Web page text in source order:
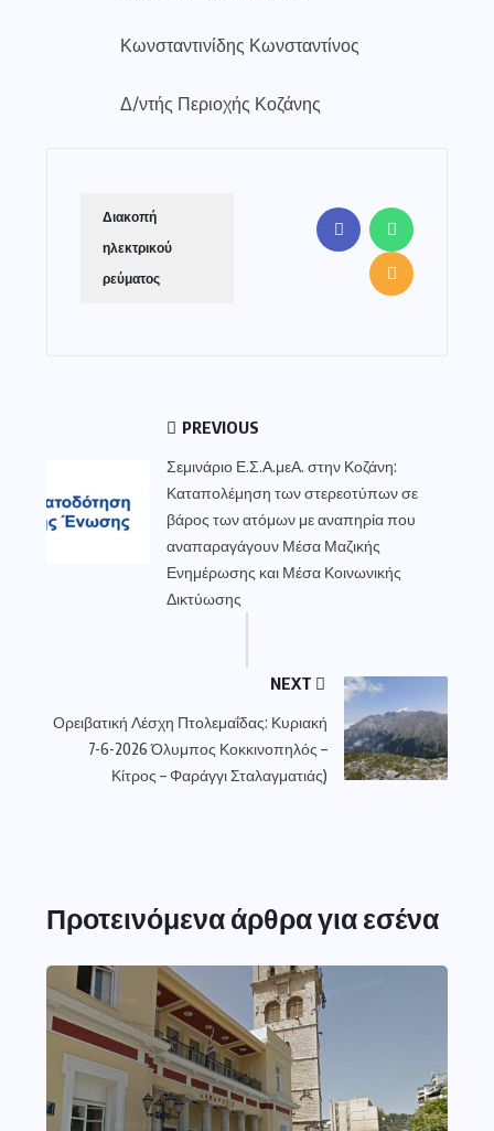
Κωνσταντινίδης Κωνσταντίνος
Δ/ντής Περιοχής Κοζάνης
Διακοπή
ηλεκτρικού
ρεύματος
PREVIOUS
Σεμινάριο Ε.Σ.Α.μεΑ. στην Κοζάνη:
Καταπολέμηση των στερεοτύπων σε
βάρος των ατόμων με αναπηρία που
αναπαραγάγουν Μέσα Μαζικής
Ενημέρωσης και Μέσα Κοινωνικής
Δικτύωσης
NEXT
Ορειβατική Λέσχη Πτολεμαΐδας: Κυριακή
7-6-2026 Όλυμπος Κοκκινοπηλός –
Κίτρος – Φαράγγι Σταλαγματιάς)
Προτεινόμενα άρθρα για εσένα